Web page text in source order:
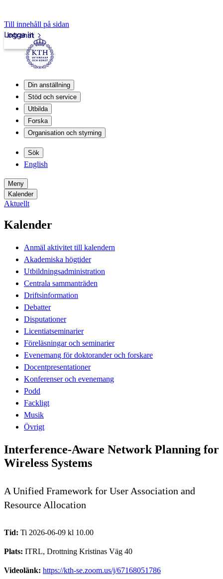
Till innehåll på sidan
Intranät
Logga in
Din anställning
Stöd och service
Utbilda
Forska
Organisation och styrning
Sök
English
Meny
Kalender
Aktuellt
Kalender
Anmäl aktivitet till kalendern
Akademiska högtider
Utbildningsadministration
Centrala sammanträden
Driftsinformation
Debatter
Disputationer
Licentiatseminarier
Föreläsningar och seminarier
Evenemang för doktorander och forskare
Docentpresentationer
Konferenser och evenemang
Podd
Fackligt
Musik
Övrigt
Interference-Aware Network Planning for
Wireless Systems
A Unified Framework for User Association and
Resource Allocation
Tid: Ti 2026-06-09 kl 10.00
Plats: ITRL, Drottning Kristinas Väg 40
Videolänk: https://kth-se.zoom.us/j/67168051786